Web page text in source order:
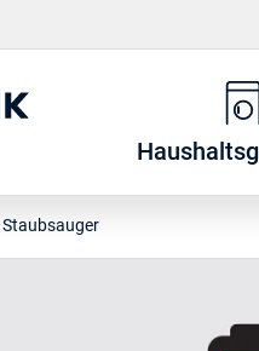
Staubsauger